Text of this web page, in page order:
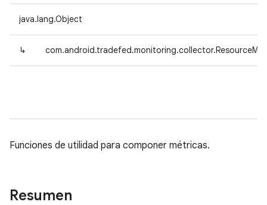
java.lang.Object
↳
Funciones de utilidad para componer métricas.
Resumen